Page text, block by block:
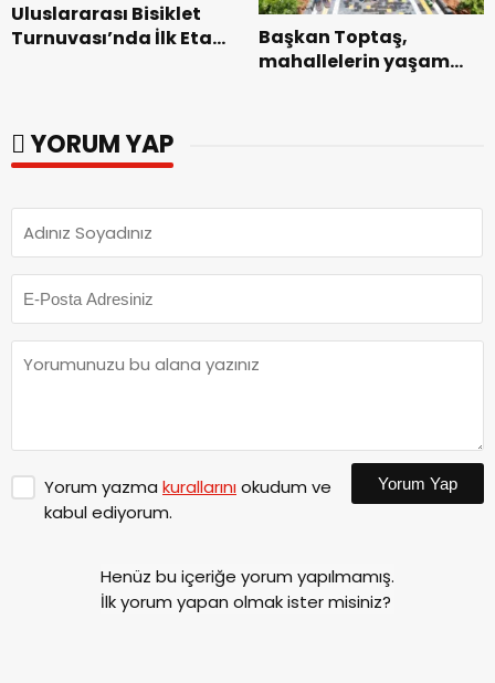
Uluslararası Bisiklet
Turnuvası’nda İlk Etap
Başkan Toptaş,
mahallelerin yaşam
YORUM YAP
Yorum yazma kurallarınıokudum ve
kabul ediyorum.
Yorum Yap
Henüz bu içeriğe yorum yapılmamış.
İlk yorum yapan olmak ister misiniz?